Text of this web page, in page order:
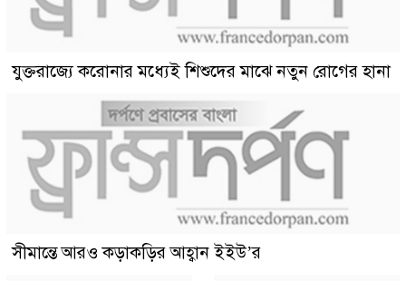
যুক্তরাজ্যে করোনার মধ্যেই শিশুদের মাঝে নতুন রোগের হানা
সীমান্তে আরও কড়াকড়ির আহ্বান ইইউ’র